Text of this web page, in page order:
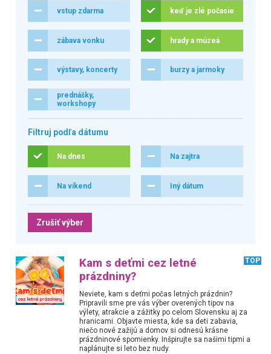
vstup zdarma keď je zlé počasie
zábava vonku hrady a múzeá
výstavy, koncerty burzy a jarmoky
prednášky,
workshopy
Filtruj podľa dátumu
Na dnes Na zajtra
Na víkend Iný dátum
Zrušiť výber
Kam s deťmi cez letné
prázdniny?
TOP
Neviete, kam s deťmi počas letných prázdnin?
Pripravili sme pre vás výber overených tipov na
výlety, atrakcie a zážitky po celom Slovensku aj za
hranicami. Objavte miesta, kde sa deti zabavia,
niečo nové zažijú a domov si odnesú krásne
prázdninové spomienky. Inšpirujte sa našimi tipmi a
naplánujte si leto bez nudy.